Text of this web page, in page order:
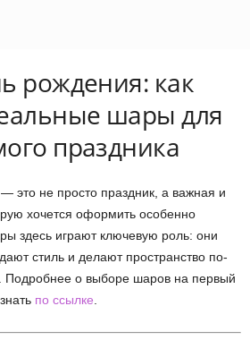
рождения: как
шары для
праздника
это не просто праздник, а важная и
хочется оформить особенно
здесь играют ключевую роль: они
стиль и делают пространство по-
Подробнее о выборе шаров на первый
по ссылке